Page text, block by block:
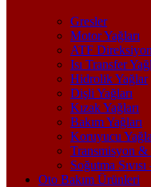
Gresler
Motor Yağları
ATF Direksiyon
Isı Transfer
Hidrolik Yağlar
Dişli Yağları
Kızak Yağları
Bakım Yağları
Koruyucu
Transmisyon &
Soğutma
Oto Bakım Ürünleri